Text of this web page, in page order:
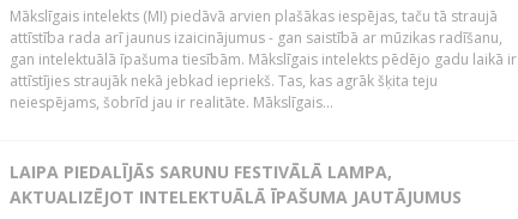
Mākslīgais intelekts (MI) piedāvā arvien plašākas iespējas, taču tā straujā
attīstība rada arī jaunus izaicinājumus - gan saistībā ar mūzikas radīšanu,
gan intelektuālā īpašuma tiesībām. Mākslīgais intelekts pēdējo gadu laikā ir
attīstījies straujāk nekā jebkad iepriekš. Tas, kas agrāk šķita teju
neiespējams, šobrīd jau ir realitāte. Mākslīgais...
LAIPA PIEDALĪJĀS SARUNU FESTIVĀLĀ LAMPA,
AKTUALIZĒJOT INTELEKTUĀLĀ ĪPAŠUMA JAUTĀJUMUS